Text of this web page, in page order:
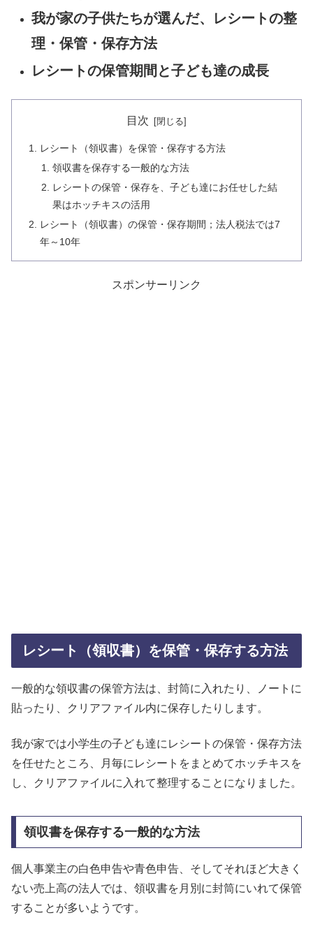
我が家の子供たちが選んだ、レシートの整
理・保管・保存方法
レシートの保管期間と子ども達の成長
目次
レシート（領収書）を保管・保存する方法
領収書を保存する一般的な方法
レシートの保管・保存を、子ども達にお任せした結
果はホッチキスの活用
レシート（領収書）の保管・保存期間；法人税法では7
年～10年
スポンサーリンク
レシート（領収書）を保管・保存する方法
一般的な領収書の保管方法は、封筒に入れたり、ノートに
貼ったり、クリアファイル内に保存したりします。
我が家では小学生の子ども達にレシートの保管・保存方法
を任せたところ、月毎にレシートをまとめてホッチキスを
し、クリアファイルに入れて整理することになりました。
領収書を保存する一般的な方法
個人事業主の白色申告や青色申告、そしてそれほど大きく
ない売上高の法人では、領収書を月別に封筒にいれて保管
することが多いようです。